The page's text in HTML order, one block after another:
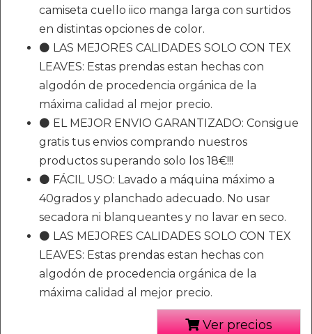
camiseta cuello iico manga larga con surtidos
en distintas opciones de color.
⚫ LAS MEJORES CALIDADES SOLO CON TEX
LEAVES: Estas prendas estan hechas con
algodón de procedencia orgánica de la
máxima calidad al mejor precio.
⚫ EL MEJOR ENVIO GARANTIZADO: Consigue
gratis tus envios comprando nuestros
productos superando solo los 18€!!!
⚫ FÁCIL USO: Lavado a máquina máximo a
40grados y planchado adecuado. No usar
secadora ni blanqueantes y no lavar en seco.
⚫ LAS MEJORES CALIDADES SOLO CON TEX
LEAVES: Estas prendas estan hechas con
algodón de procedencia orgánica de la
máxima calidad al mejor precio.
Ver precios